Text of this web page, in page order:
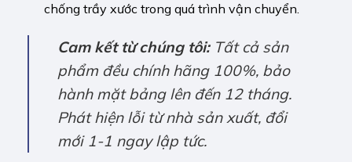
chống trầy xước trong quá trình vận chuyển.
Cam kết từ chúng tôi:Tất cả sản
phẩm đều chính hãng 100%, bảo
hành mặt bảng lên đến 12 tháng.
Phát hiện lỗi từ nhà sản xuất, đổi
mới 1-1 ngay lập tức.